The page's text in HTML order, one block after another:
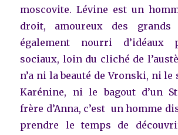
moscovite. Lévine est un
droit, amoureux des grands
également nourri d’idéaux
sociaux, loin du cliché de
n’a ni la beauté de Vronski, ni le
Karénine, ni le bagout d’un
frère d’Anna, c’est un homme
prendre le temps de